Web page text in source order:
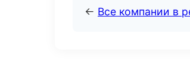
← Все компании в